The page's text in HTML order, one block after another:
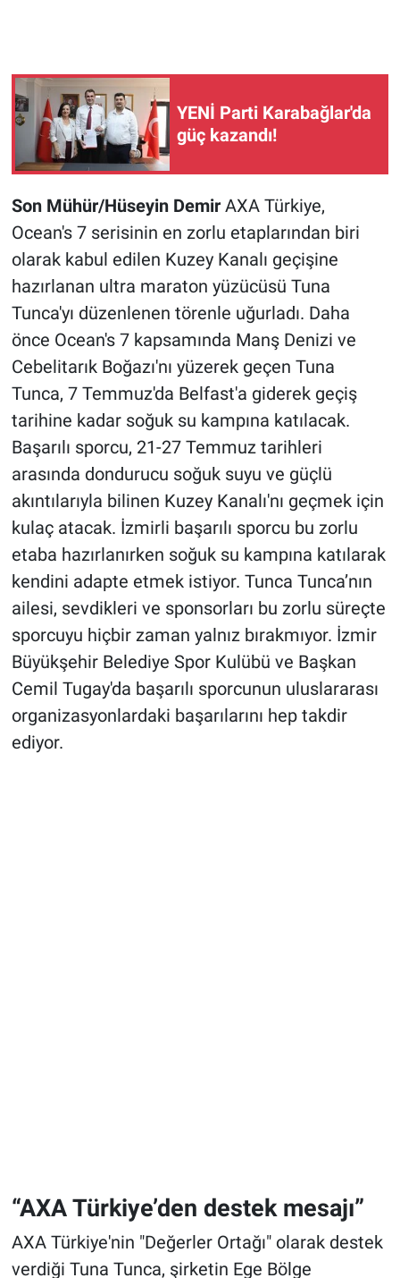
YENİ Parti Karabağlar'da
güç kazandı!
Son Mühür/Hüseyin Demir AXA Türkiye,
Ocean's 7 serisinin en zorlu etaplarından biri
olarak kabul edilen Kuzey Kanalı geçişine
hazırlanan ultra maraton yüzücüsü Tuna
Tunca'yı düzenlenen törenle uğurladı. Daha
önce Ocean's 7 kapsamında Manş Denizi ve
Cebelitarık Boğazı'nı yüzerek geçen Tuna
Tunca, 7 Temmuz'da Belfast'a giderek geçiş
tarihine kadar soğuk su kampına katılacak.
Başarılı sporcu, 21-27 Temmuz tarihleri
arasında dondurucu soğuk suyu ve güçlü
akıntılarıyla bilinen Kuzey Kanalı'nı geçmek için
kulaç atacak. İzmirli başarılı sporcu bu zorlu
etaba hazırlanırken soğuk su kampına katılarak
kendini adapte etmek istiyor. Tunca Tunca’nın
ailesi, sevdikleri ve sponsorları bu zorlu süreçte
sporcuyu hiçbir zaman yalnız bırakmıyor. İzmir
Büyükşehir Belediye Spor Kulübü ve Başkan
Cemil Tugay'da başarılı sporcunun uluslararası
organizasyonlardaki başarılarını hep takdir
ediyor.
“AXA Türkiye’den destek mesajı”
AXA Türkiye'nin "Değerler Ortağı" olarak destek
verdiği Tuna Tunca, şirketin Ege Bölge